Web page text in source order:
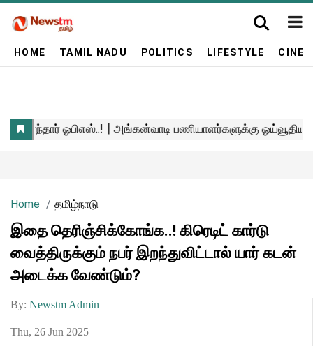
HOME TAMIL NADU POLITICS LIFESTYLE
Home தமிழ்நாடு
இதை தெரிஞ்சிக்கோங்க..! கிரெடிட் கார்டு
வைத்திருக்கும் நபர் இறந்துவிட்டால் யார் கடன்
அடைக்க வேண்டும்?
By: Newstm Admin
Thu, 26 Jun 2025